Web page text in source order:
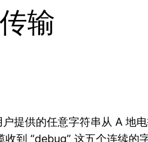
输
提供的任意字符串从 A 地
到 “debug” 这五个连续